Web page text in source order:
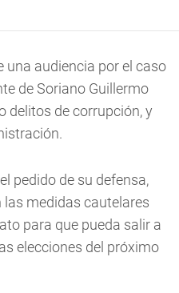
una audiencia por el caso
de Soriano Guillermo
delitos de corrupción, y
pedido de su defensa,
las medidas cautelares
para que pueda salir a
elecciones del próximo